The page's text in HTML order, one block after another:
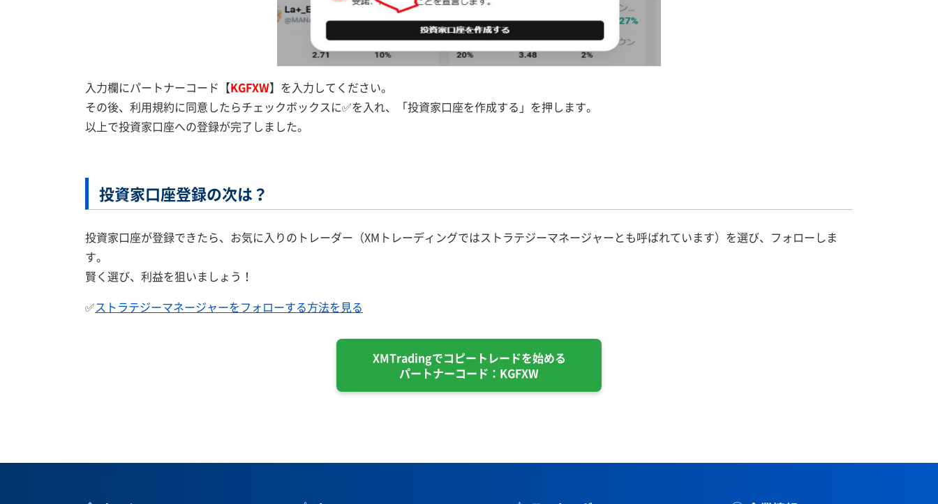
入力欄にパートナーコード【KGFXW】を入力してください。
その後、利用規約に同意したらチェックボックスに✅を入れ、「投資家口座を作成する」を押します。
以上で投資家口座への登録が完了しました。
投資家口座登録の次は？
投資家口座が登録できたら、お気に入りのトレーダー（XMトレーディングではストラテジーマネージャーとも呼ばれています）を選び、フォローしま
す。
賢く選び、利益を狙いましょう！
✅ストラテジーマネージャーをフォローする方法を見る
XMTradingでコピートレードを始める
パートナーコード：KGFXW